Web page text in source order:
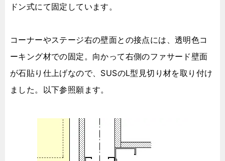
ドン式にて固定しています。
コーナーやステージ右の壁面との接点には、透明色コ
ーキング材での固定。 向かって右側のファサード壁面
が石貼り仕上げなので、SUSのL型見切り材を取り付け
ました。以下参照願ます。